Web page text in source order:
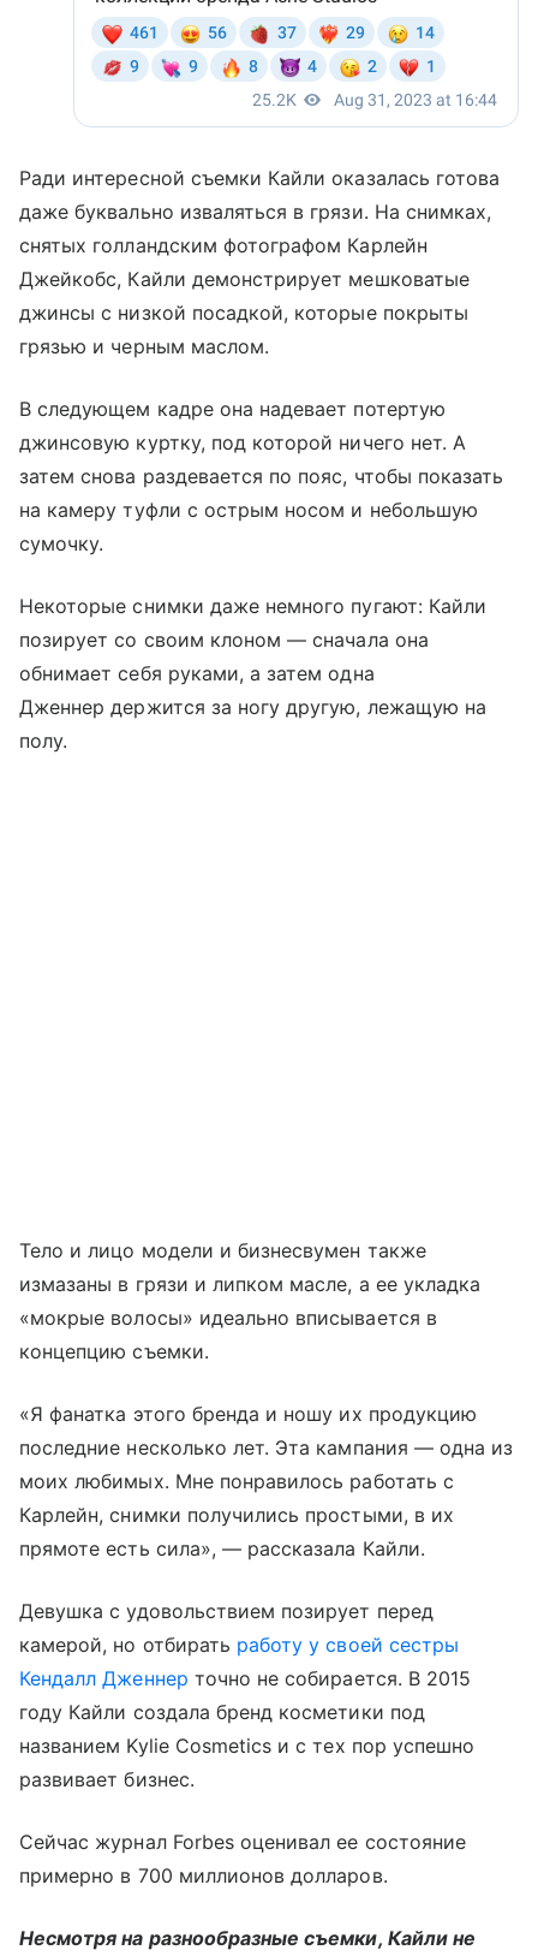
Ради интересной съемки Кайли оказалась готова
даже буквально изваляться в грязи. На снимках,
снятых голландским фотографом Карлейн
Джейкобс, Кайли демонстрирует мешковатые
джинсы с низкой посадкой, которые покрыты
грязью и черным маслом.
В следующем кадре она надевает потертую
джинсовую куртку, под которой ничего нет. А
затем снова раздевается по пояс, чтобы показать
на камеру туфли с острым носом и небольшую
сумочку.
Некоторые снимки даже немного пугают: Кайли
позирует со своим клоном — сначала она
обнимает себя руками, а затем одна
Дженнер держится за ногу другую, лежащую на
полу.
Тело и лицо модели и бизнесвумен также
измазаны в грязи и липком масле, а ее укладка
«мокрые волосы» идеально вписывается в
концепцию съемки.
«Я фанатка этого бренда и ношу их продукцию
последние несколько лет. Эта кампания — одна из
моих любимых. Мне понравилось работать с
Карлейн, снимки получились простыми, в их
прямоте есть сила», — рассказала Кайли.
Девушка с удовольствием позирует перед
камерой, но отбирать работу у своей сестры
Кендалл Дженнер точно не собирается. В 2015
году Кайли создала бренд косметики под
названием Kylie Cosmetics и с тех пор успешно
развивает бизнес.
Сейчас журнал Forbes оценивал ее состояние
примерно в 700 миллионов долларов.
Несмотря на разнообразные съемки, Кайли не